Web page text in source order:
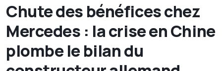
Chute des bénéfices chez
Mercedes : la crise en Chine
plombe le bilan du